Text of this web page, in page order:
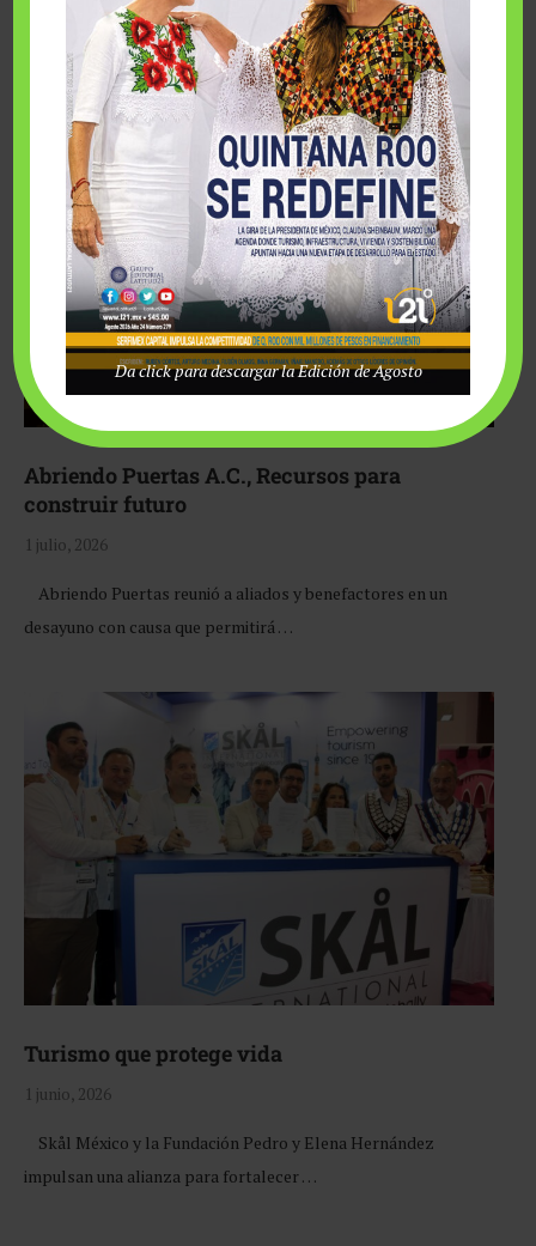
Fairmont Mayakoba y Make-A-Wish México unieron
esfuerzos para hacer realidad el deseo de una …
Abriendo Puertas A.C., Recursos para
construir futuro
1 julio, 2026
Abriendo Puertas reunió a aliados y benefactores en un
desayuno con causa que permitirá …
Turismo que protege vida
1 junio, 2026
Skål México y la Fundación Pedro y Elena Hernández
impulsan una alianza para fortalecer …
Da click para descargar la Edición de Agosto